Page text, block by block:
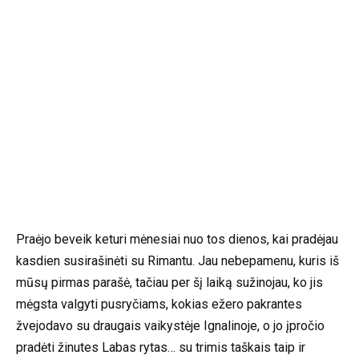
Praėjo beveik keturi mėnesiai nuo tos dienos, kai pradėjau
kasdien susirašinėti su Rimantu. Jau nebepamenu, kuris iš
mūsų pirmas parašė, tačiau per šį laiką sužinojau, ko jis
mėgsta valgyti pusryčiams, kokias ežero pakrantes
žvejodavo su draugais vaikystėje Ignalinoje, o jo įpročio
pradėti žinutes Labas rytas… su trimis taškais taip ir